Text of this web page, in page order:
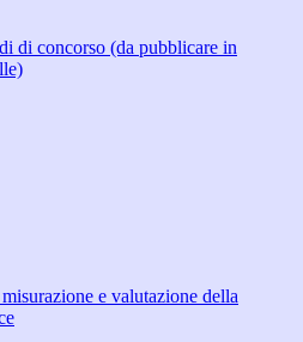
di concorso (da pubblicare in
e valutazione della